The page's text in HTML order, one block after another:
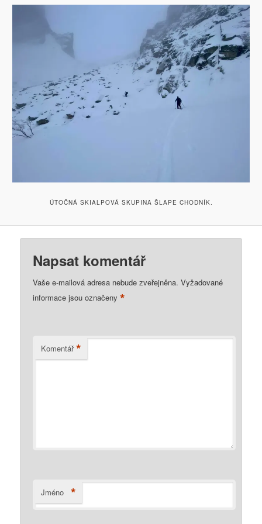
ÚTOČNÁ SKIALPOVÁ SKUPINA ŠLAPE CHODNÍK.
Napsat komentář
Vaše e-mailová adresa nebude zveřejněna. Vyžadované
informace jsou označeny*
Komentář *
Jméno *